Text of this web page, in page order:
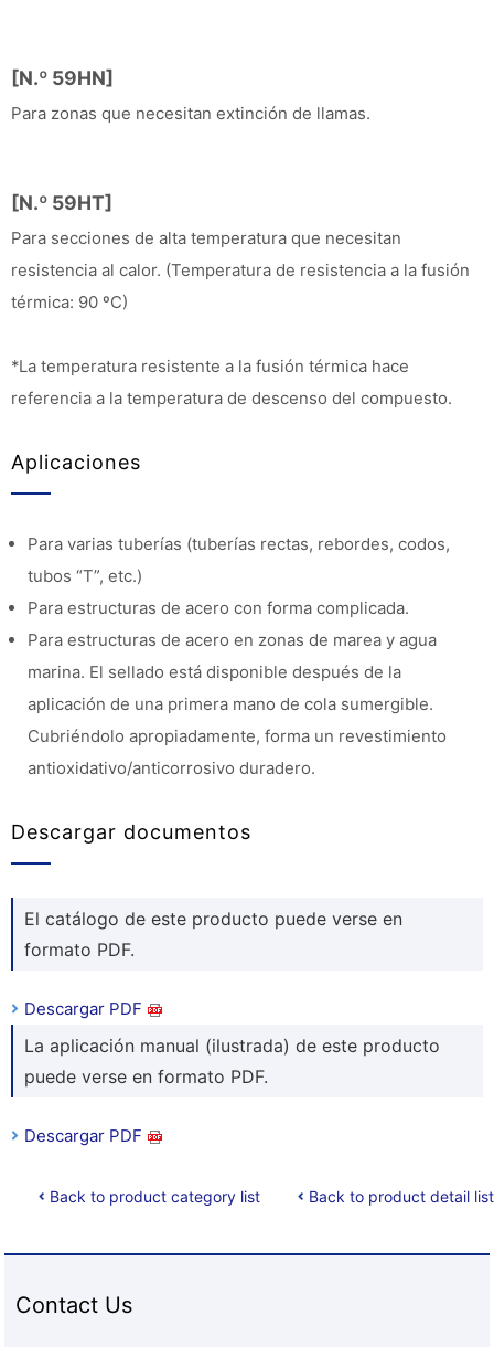
[N.º 59HN]
Para zonas que necesitan extinción de llamas.
[N.º 59HT]
Para secciones de alta temperatura que necesitan
resistencia al calor. (Temperatura de resistencia a la fusión
térmica: 90 ºC)
*La temperatura resistente a la fusión térmica hace
referencia a la temperatura de descenso del compuesto.
Aplicaciones
Para varias tuberías (tuberías rectas, rebordes, codos,
tubos “T”, etc.)
Para estructuras de acero con forma complicada.
Para estructuras de acero en zonas de marea y agua
marina. El sellado está disponible después de la
aplicación de una primera mano de cola sumergible.
Cubriéndolo apropiadamente, forma un revestimiento
antioxidativo/anticorrosivo duradero.
Descargar documentos
El catálogo de este producto puede verse en
formato PDF.
Descargar PDF
La aplicación manual (ilustrada) de este producto
puede verse en formato PDF.
Descargar PDF
Back to product category list Back to product detail list
Contact Us